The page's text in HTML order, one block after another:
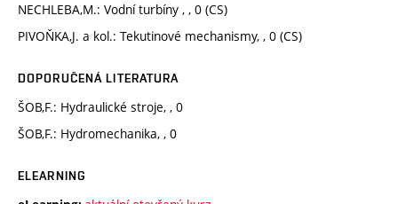
NECHLEBA,M.: Vodní turbíny , , 0 (CS)
PIVOŇKA,J. a kol.: Tekutinové mechanismy, , 0 (CS)
DOPORUČENÁ LITERATURA
ŠOB,F.: Hydraulické stroje, , 0
ŠOB,F.: Hydromechanika, , 0
ELEARNING